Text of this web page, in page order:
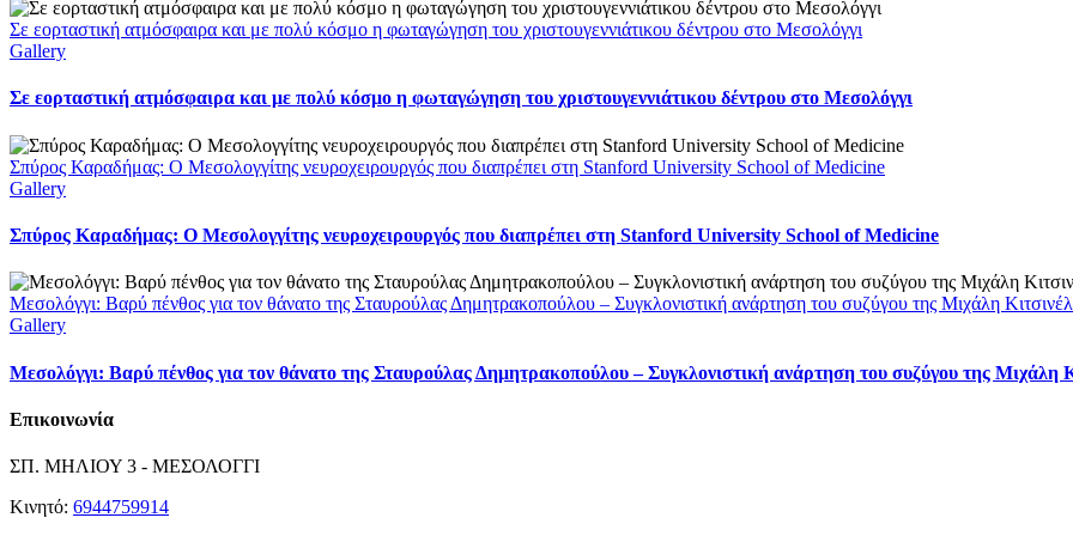
Σε εορταστική ατμόσφαιρα και με πολύ κόσμο η φωταγώγηση του χριστουγεννιάτικου δέντρου στο Μεσολόγγι
Gallery
Σε εορταστική ατμόσφαιρα και με πολύ κόσμο η φωταγώγηση του χριστουγεννιάτικου δέντρου στο Μεσολόγγι
Σπύρος Καραδήμας: Ο Μεσολογγίτης νευροχειρουργός που διαπρέπει στη Stanford University School of Medicine
Gallery
Σπύρος Καραδήμας: Ο Μεσολογγίτης νευροχειρουργός που διαπρέπει στη Stanford University School of Medicine
Μεσολόγγι: Βαρύ πένθος για τον θάνατο της Σταυρούλας Δημητρακοπούλου – Συγκλονιστική ανάρτηση του συζύγου της Μιχάλη
Gallery
Μεσολόγγι: Βαρύ πένθος για τον θάνατο της Σταυρούλας Δημητρακοπούλου – Συγκλονιστική ανάρτηση του συζύγου της Μιχάλη
Επικοινωνία
ΣΠ. ΜΗΛΙΟΥ 3 - ΜΕΣΟΛΟΓΓΙ
Κινητό: 6944759914